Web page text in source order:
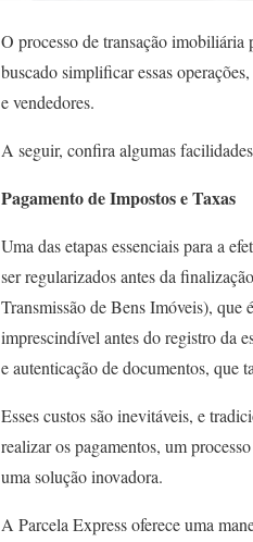
O processo de transação imobiliária
buscado simplificar essas
e vendedores.
A seguir, confira algumas
Pagamento de Impostos e Taxas
Uma das etapas essenciais para a
ser regularizados antes da
Transmissão de Bens Imóveis),
imprescindível antes do registro da
e autenticação de documentos, que
Esses custos são inevitáveis, e
realizar os pagamentos, um
uma solução inovadora.
A Parcela Express oferece uma